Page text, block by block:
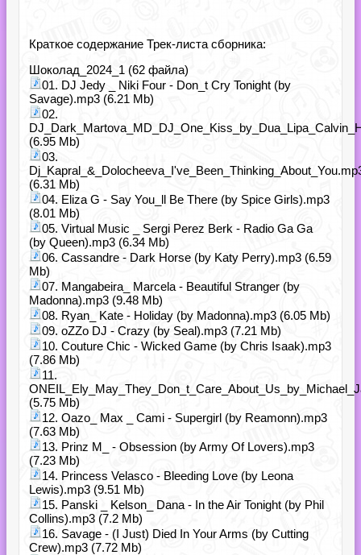
Краткое содержание Трек-листа сборника:
Шоколад_2024_1 (62 файла)
01. DJ Jedy _ Niki Four - Don_t Cry Tonight (by
Savage).mp3 (6.21 Mb)
02.
(6.95 Mb)
03.
(6.31 Mb)
04. Eliza G - Say You_ll Be There (by Spice Girls).mp3
(8.01 Mb)
05. Virtual Music _ Sergi Perez Berk - Radio Ga Ga
(by Queen).mp3 (6.34 Mb)
06. Cassandre - Dark Horse (by Katy Perry).mp3 (6.59
Mb)
07. Mangabeira_ Marcela - Beautiful Stranger (by
Madonna).mp3 (9.48 Mb)
08. Ryan_ Kate - Holiday (by Madonna).mp3 (6.05 Mb)
09. oZZo DJ - Crazy (by Seal).mp3 (7.21 Mb)
10. Couture Chic - Wicked Game (by Chris Isaak).mp3
(7.86 Mb)
11.
(5.75 Mb)
12. Oazo_ Max _ Cami - Supergirl (by Reamonn).mp3
(7.63 Mb)
13. Prinz M_ - Obsession (by Army Of Lovers).mp3
(7.23 Mb)
14. Princess Velasco - Bleeding Love (by Leona
Lewis).mp3 (9.51 Mb)
15. Panski _ Kelson_ Dana - In the Air Tonight (by Phil
Collins).mp3 (7.2 Mb)
16. Savage - (I Just) Died In Your Arms (by Cutting
Crew).mp3 (7.72 Mb)